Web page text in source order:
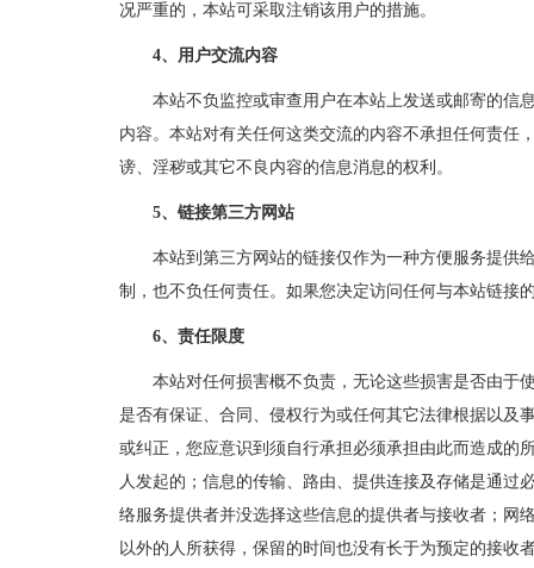
况严重的，本站可采取注销该用户的措施。
4、用户交流内容
本站不负监控或审查用户在本站上发送或邮寄的信息
内容。本站对有关任何这类交流的内容不承担任何责任
谤、淫秽或其它不良内容的信息消息的权利。
5、链接第三方网站
本站到第三方网站的链接仅作为一种方便服务提供给
制，也不负任何责任。如果您决定访问任何与本站链接
6、责任限度
本站对任何损害概不负责，无论这些损害是否由于使
是否有保证、合同、侵权行为或任何其它法律根据以及
或纠正，您应意识到须自行承担必须承担由此而造成的
人发起的；信息的传输、路由、提供连接及存储是通过
络服务提供者并没选择这些信息的提供者与接收者；网
以外的人所获得，保留的时间也没有长于为预定的接收